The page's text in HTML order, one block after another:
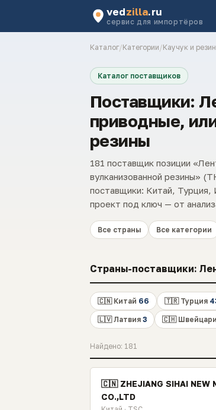
vedzilla.ru
сервис для импортёров
Каталог/Категории/Каучук и
Каталог поставщиков
Поставщики:
приводные,
резины
181 поставщик позиции
вулканизованной резины»
поставщики: Китай,
проект под ключ — от
Все страны Все категории
Страны-поставщики:
🇨🇳 Китай 66 🇹🇷 Турция
🇱🇻 Латвия 3 🇨🇭
Найдено: 181
🇨🇳 ZHEJIANG SIHAI NEW
CO.,LTD